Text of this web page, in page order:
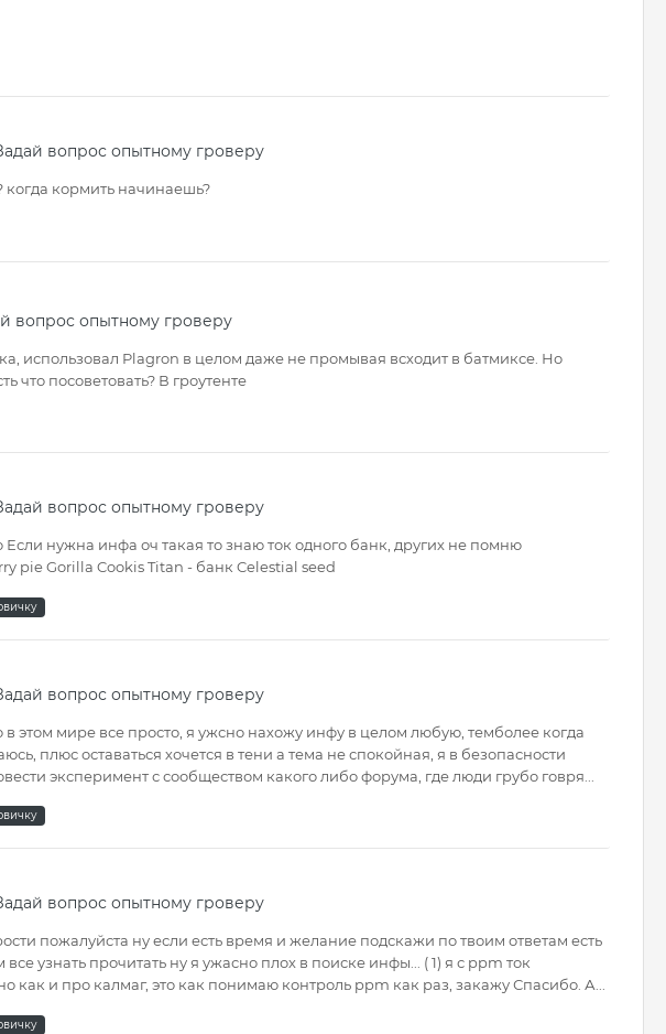
вопрос опытному гроверу
когда кормить начинаешь?
вопрос опытному гроверу
использовал Plagron в целом даже не промывая всходит в батмиксе. Но
что посоветовать? В гроутенте
вопрос опытному гроверу
Если нужна инфа оч такая то знаю ток одного банк, других не помню
pie Gorilla Cookis Titan - банк Celestial seed
вопрос опытному гроверу
этом мире все просто, я ужсно нахожу инфу в целом любую, темболее когда
плюс оставаться хочется в тени а темa не спокойная, я в безопасности
эксперимент с сообществом какого либо форума, где люди грубо говря...
вопрос опытному гроверу
пожалуйста ну если есть время и желание подскажи по твоим ответам есть
узнать прочитать ну я ужасно плох в поиске инфы... ( 1) я с ppm ток
как и про калмаг, это как понимаю контроль ppm как раз, закажу Спасибо. А...